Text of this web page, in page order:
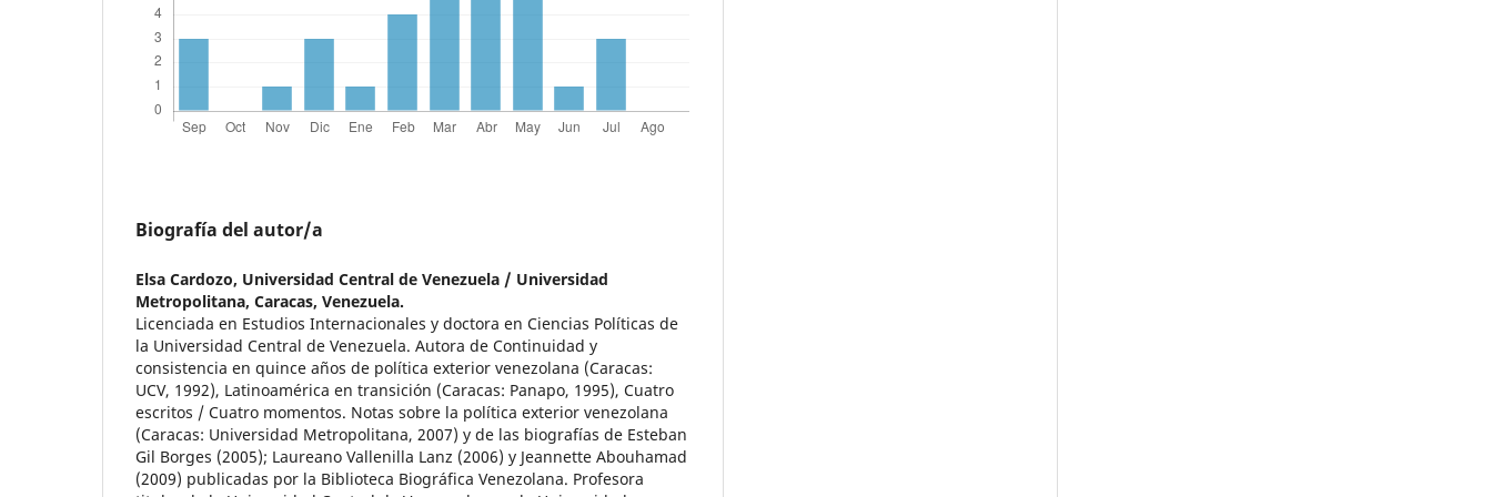
Biografía del autor/a
Elsa Cardozo, Universidad Central de Venezuela / Universidad
Metropolitana, Caracas, Venezuela.
Licenciada en Estudios Internacionales y doctora en Ciencias Políticas de
la Universidad Central de Venezuela. Autora de Continuidad y
consistencia en quince años de política exterior venezolana (Caracas:
UCV, 1992), Latinoamérica en transición (Caracas: Panapo, 1995), Cuatro
escritos / Cuatro momentos. Notas sobre la política exterior venezolana
(Caracas: Universidad Metropolitana, 2007) y de las biografías de Esteban
Gil Borges (2005); Laureano Vallenilla Lanz (2006) y Jeannette Abouhamad
(2009) publicadas por la Biblioteca Biográfica Venezolana. Profesora